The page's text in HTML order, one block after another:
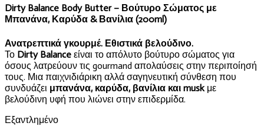
was:
13,30 €.
τιμή
είναι:
Dirty Balance Body Butter – Βούτυρο Σώματος με
Μπανάνα, Καρύδα & Βανίλια (200ml)
Ανατρεπτικά γκουρμέ. Εθιστικά βελούδινο.
Το Dirty Balance είναι το απόλυτο βούτυρο σώματος για
όσους λατρεύουν τις gourmand απολαύσεις στην περιποίησή
τους. Μια παιχνιδιάρικη αλλά σαγηνευτική σύνθεση που
συνδυάζει μπανάνα, καρύδα, βανίλια και muskμε
βελούδινη υφή που λιώνει στην επιδερμίδα.
Εξαντλημένο